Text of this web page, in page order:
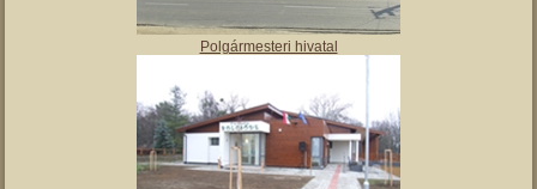
Polgármesteri hivatal